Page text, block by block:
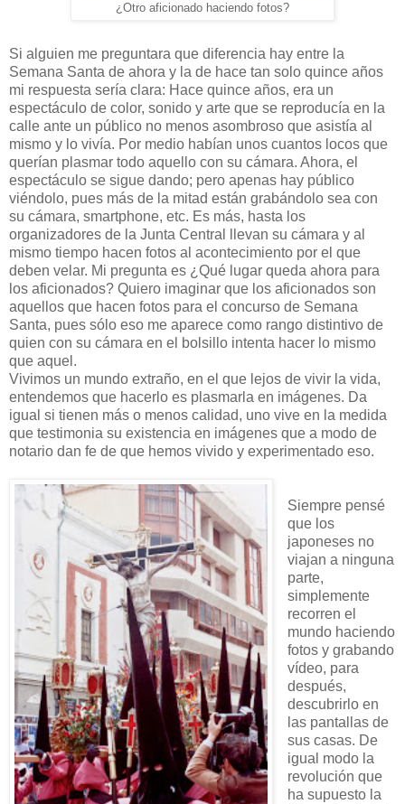
¿Otro aficionado haciendo fotos?
Si alguien me preguntara que diferencia hay entre la
Semana Santa de ahora y la de hace tan solo quince años
mi respuesta sería clara: Hace quince años, era un
espectáculo de color, sonido y arte que se reproducía en la
calle ante un público no menos asombroso que asistía al
mismo y lo vivía. Por medio habían unos cuantos locos que
querían plasmar todo aquello con su cámara. Ahora, el
espectáculo se sigue dando; pero apenas hay público
viéndolo, pues más de la mitad están grabándolo sea con
su cámara, smartphone, etc. Es más, hasta los
organizadores de la Junta Central llevan su cámara y al
mismo tiempo hacen fotos al acontecimiento por el que
deben velar. Mi pregunta es ¿Qué lugar queda ahora para
los aficionados? Quiero imaginar que los aficionados son
aquellos que hacen fotos para el concurso de Semana
Santa, pues sólo eso me aparece como rango distintivo de
quien con su cámara en el bolsillo intenta hacer lo mismo
que aquel.
Vivimos un mundo extraño, en el que lejos de vivir la vida,
entendemos que hacerlo es plasmarla en imágenes. Da
igual si tienen más o menos calidad, uno vive en la medida
que testimonia su existencia en imágenes que a modo de
notario dan fe de que hemos vivido y experimentado eso.
Siempre pensé
que los
japoneses no
viajan a ninguna
parte,
simplemente
recorren el
mundo haciendo
fotos y grabando
vídeo, para
después,
descubrirlo en
las pantallas de
sus casas. De
igual modo la
revolución que
ha supuesto la